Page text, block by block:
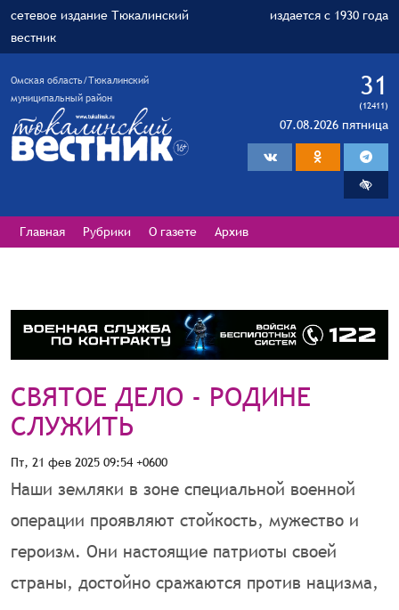
сетевое издание Тюкалинский
вестник
издается с 1930 года
Омская область/Тюкалинский
муниципальный район
31
(12411)
07.08.2026 пятница
Главная Рубрики О газете Архив
СВЯТОЕ ДЕЛО - РОДИНЕ
СЛУЖИТЬ
Пт, 21 фев 2025 09:54 +0600
Наши земляки в зоне специальной военной
операции проявляют стойкость, мужество и
героизм. Они настоящие патриоты своей
страны, достойно сражаются против нацизма,